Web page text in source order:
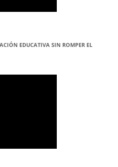
EDUCATIVA SIN ROMPER EL